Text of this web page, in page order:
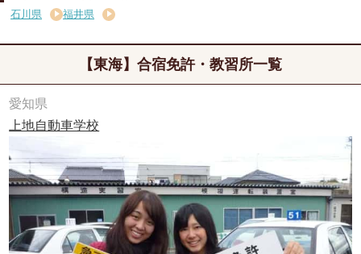
石川県 福井県
【東海】合宿免許・教習所一覧
愛知県
上地自動車学校